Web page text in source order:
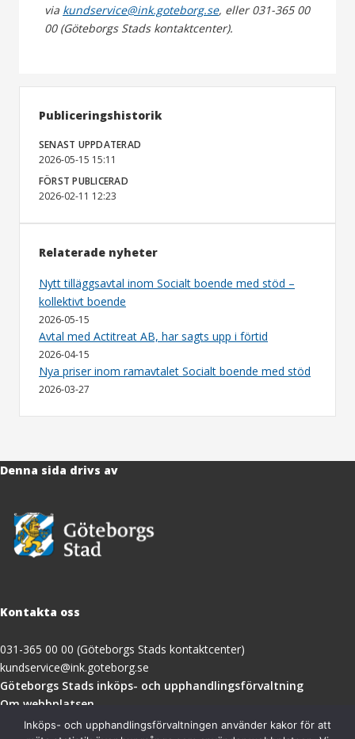
via kundservice@ink.goteborg.se, eller 031-365 00
00 (Göteborgs Stads kontaktcenter).
Publiceringshistorik
SENAST UPPDATERAD
2026-05-15 15:11
FÖRST PUBLICERAD
2026-02-11 12:23
Relaterade nyheter
Nytt tilläggsavtal inom Socialt boende med stöd –
kollektivt boende
2026-05-15
Avtal med Actitreat AB, har sagts upp i förtid
2026-04-15
Nya priser inom ramavtalet Socialt boende med stöd
2026-03-27
Denna sida drivs av
Kontakta oss
031-365 00 00 (Göteborgs Stads kontaktcenter)
kundservice@ink.goteborg.se
Göteborgs Stads inköps- och upphandlingsförvaltning(öppnas
nytt
Om webbplatsen
Tillgänglighetsredogörelse
Inköps- och upphandlingsförvaltningen använder kakor för att